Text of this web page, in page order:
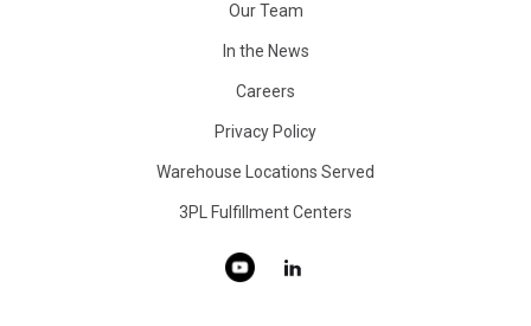
Our Team
In the News
Careers
Privacy Policy
Warehouse Locations Served
3PL Fulfillment Centers